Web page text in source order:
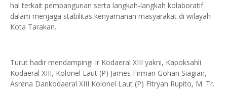
hal terkait pembangunan serta langkah-langkah kolaboratif
dalam menjaga stabilitas kenyamanan masyarakat di wilayah
Kota Tarakan.
Turut hadir mendampingi Ir Kodaeral XIII yakni, Kapoksahli
Kodaeral XIII, Kolonel Laut (P) James Firman Gohan Siagian,
Asrena Dankodaeral XIII Kolonel Laut (P) Fitryan Rupito, M. Tr.